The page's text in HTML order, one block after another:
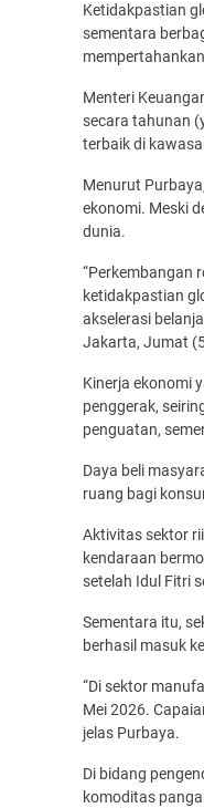
Ketidakpastian
sementara
Menteri
secara tahunan
terbaik di
Menurut
ekonomi. Meski
dunia.
“Perkembangan
ketidakpastian
akselerasi
Jakarta, Jumat
Kinerja ekonomi
penggerak,
penguatan,
Daya beli
ruang bagi
Aktivitas sektor
kendaraan
setelah Idul Fitri
Sementara itu,
berhasil masuk
“Di sektor
Mei 2026.
jelas Purbaya.
Di bidang
komoditas